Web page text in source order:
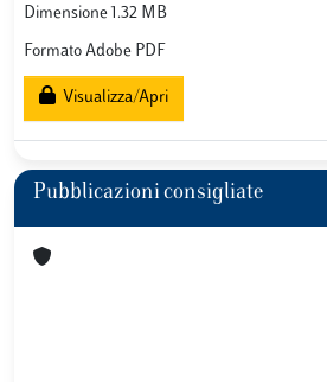
Dimensione 1.32 MB
Formato Adobe PDF
Visualizza/Apri
Pubblicazioni consigliate